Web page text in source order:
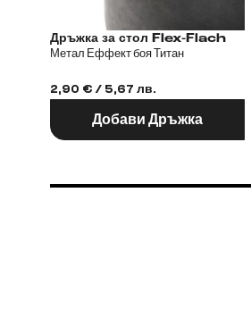
Дръжка за стол Flex-Flach
Метал Еффект боя Титан
2,90 € / 5,67 лв.
Добави Дръжка